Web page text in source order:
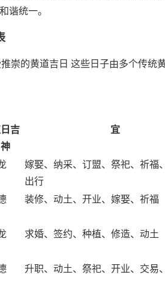
谐统一。
崇的黄道吉日 这些日子由多个传统
吉
神
宜
嫁娶、纳采、订盟、祭祀、祈福
出行
装修、动土、开业、嫁娶、祈福
求婚、签约、种植、修造、动土
升职、动土、祭祀、开业、交易